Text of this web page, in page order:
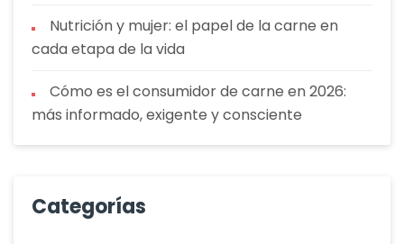
Nutrición y mujer: el papel de la carne en
cada etapa de la vida
Cómo es el consumidor de carne en 2026:
más informado, exigente y consciente
Categorías